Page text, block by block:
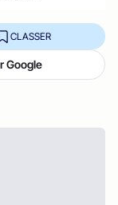
CLASSER
Google